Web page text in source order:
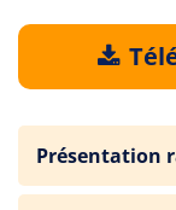
Présentation